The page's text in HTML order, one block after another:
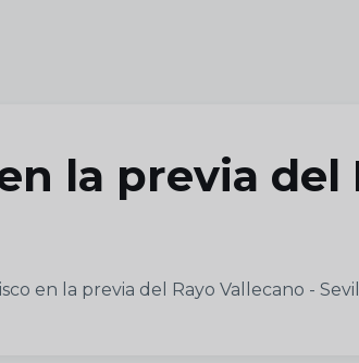
la previa del
en la previa del Rayo Vallecano -